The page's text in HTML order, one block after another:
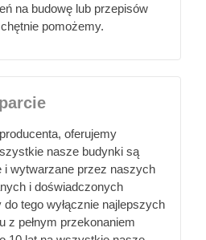
na budowę lub przepisów
pomożemy.
oferujemy
nasze budynki są
i wytwarzane przez naszych
i doświadczonych
tego wyłącznie najlepszych
z pełnym przekonaniem